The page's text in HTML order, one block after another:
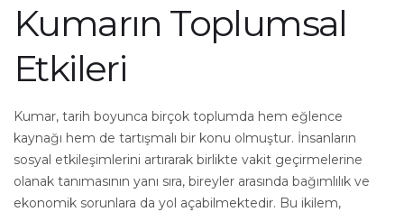
Kumarın Toplumsal
Etkileri
Kumar, tarih boyunca birçok toplumda hem eğlence
kaynağı hem de tartışmalı bir konu olmuştur. İnsanların
sosyal etkileşimlerini artırarak birlikte vakit geçirmelerine
olanak tanımasının yanı sıra, bireyler arasında bağımlılık ve
ekonomik sorunlara da yol açabilmektedir. Bu ikilem,